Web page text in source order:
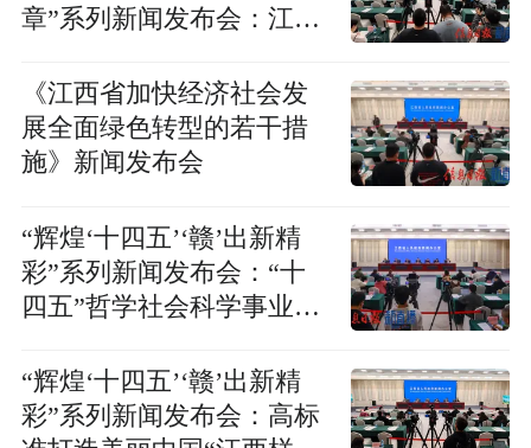
章”系列新闻发布会：江西
治理和科技治理改革新闻
发布会
《江西省加快经济社会发
展全面绿色转型的若干措
施》新闻发布会
“辉煌‘十四五’‘赣’出新精
彩”系列新闻发布会：“十
四五”哲学社会科学事业发
“辉煌‘十四五’‘赣’出新精
彩”系列新闻发布会：高标